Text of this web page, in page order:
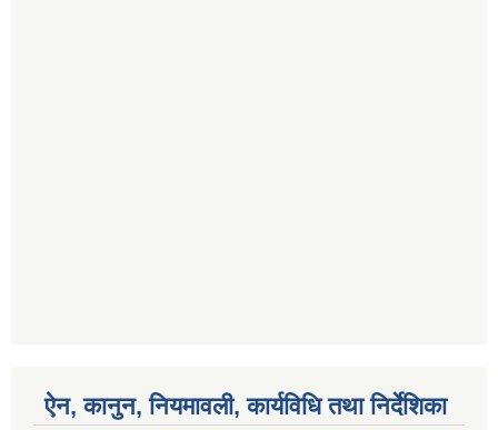
ऐन, कानुन, नियमावली, कार्यविधि तथा निर्देशिका